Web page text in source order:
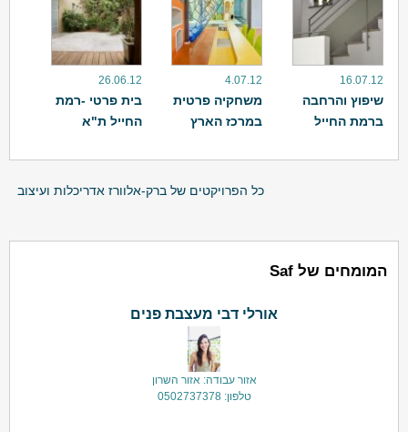
16.07.12
שיפוץ והרחבה
ברמת החייל
4.07.12
משחקיה פרטית
במרכז הארץ
26.06.12
בית פרטי -רמת
החייל ת"א
כל הפרויקטים של ברק-אלוורז אדריכלות ועיצוב
המומחים של Saf
אורלי דבי מעצבת פנים
אזור עבודה: אזור השרון
טלפון: 0502737378